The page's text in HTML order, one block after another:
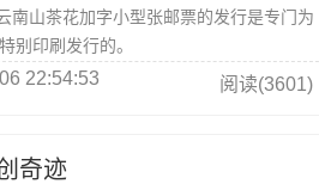
山茶花加字小型张邮票的发行是专门为
别印刷发行的。
22:54:53 阅读(3601)
奇迹